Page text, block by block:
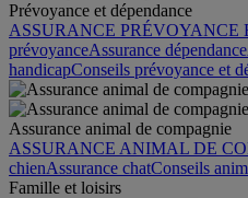
Prévoyance et dépendance
ASSURANCE PRÉVOYANCE
prévoyanceAssurance dépendance
handicapConseils prévoyance et
Assurance animal de compagnie
ASSURANCE ANIMAL DE
chienAssurance chatConseils
Famille et loisirs